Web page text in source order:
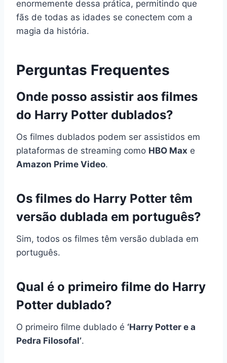
enormemente dessa prática, permitindo que
fãs de todas as idades se conectem com a
magia da história.
Perguntas Frequentes
Onde posso assistir aos filmes
do Harry Potter dublados?
Os filmes dublados podem ser assistidos em
plataformas de streaming como HBO Max e
Amazon Prime Video.
Os filmes do Harry Potter têm
versão dublada em português?
Sim, todos os filmes têm versão dublada em
português.
Qual é o primeiro filme do Harry
Potter dublado?
O primeiro filme dublado é ‘Harry Potter e a
Pedra Filosofal’.